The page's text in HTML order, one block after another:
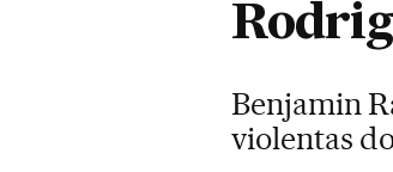
Benjamin
violentas